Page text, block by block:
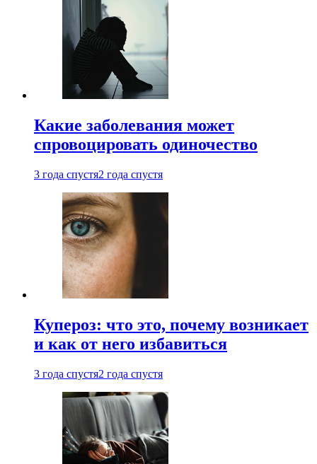
Какие заболевания может
спровоцировать одиночество
3 года спустя2 года спустя
Купероз: что это, почему возникает
и как от него избавиться
3 года спустя2 года спустя